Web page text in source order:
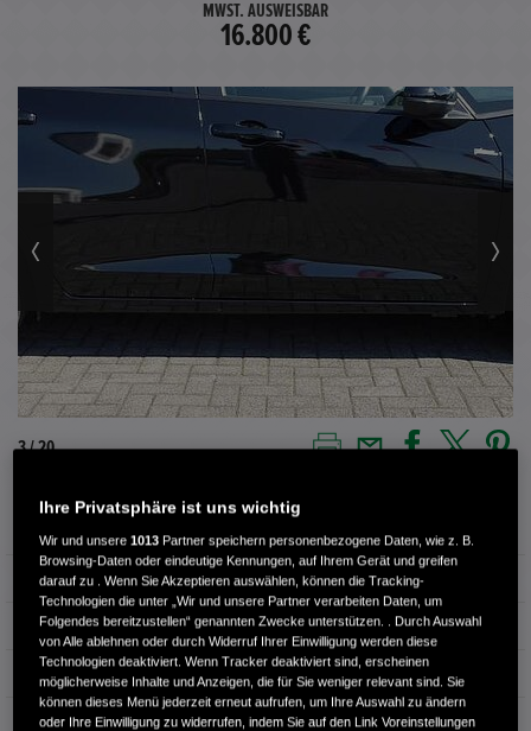
MWST. AUSWEISBAR
16.800 €
3 / 20
Innenausstattung Teilleder
Kilometerstand 18.400 km
Kraftstoffart Benzin
Getriebe Automatik
Ihre Privatsphäre ist uns wichtig
Wir und unsere1013 Partner speichern personenbezogene Daten, wie z. B.
Browsing-Daten oder eindeutige Kennungen, auf Ihrem Gerät und greifen
darauf zu . Wenn Sie Akzeptieren auswählen, können die Tracking-
Technologien die unter „Wir und unsere Partner verarbeiten Daten, um
Folgendes bereitzustellen“ genannten Zwecke unterstützen. . Durch Auswahl
von Alle ablehnen oder durch Widerruf Ihrer Einwilligung werden diese
Technologien deaktiviert. Wenn Tracker deaktiviert sind, erscheinen
möglicherweise Inhalte und Anzeigen, die für Sie weniger relevant sind. Sie
können dieses Menü jederzeit erneut aufrufen, um Ihre Auswahl zu ändern
oder Ihre Einwilligung zu widerrufen, indem Sie auf den Link Voreinstellungen